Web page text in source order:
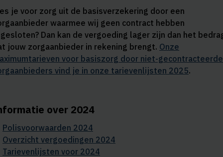
je voor zorg uit de basisverzekering door een
waarmee wij geen contract hebben
Dan kan de vergoeding lager zijn dan het
jouw zorgaanbieder in rekening brengt. Onze
voor basiszorg door niet-gecontracteerde
vind je in onze tarievenlijsten 2025.
over 2024
Polisvoorwaarden 2024
Overzicht vergoedingen 2024
Tarievenlijsten voor 2024